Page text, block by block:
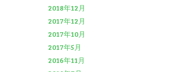
2018年12月
2017年12月
2017年10月
2017年5月
2016年11月